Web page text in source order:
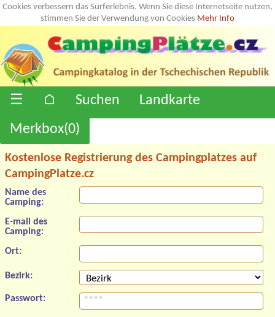
Cookies verbessern das Surferlebnis. Wenn Sie diese Internetseite nutzen,
stimmen Sie der Verwendung von Cookies Mehr Info
☰ ⌂ Suchen
Landkarte
Merkbox(0)
Kostenlose Registrierung des Campingplatzes auf
CampingPlatze.cz
Name des
Camping:
E-mail des
Camping:
Ort:
Bezirk:
Passwort: